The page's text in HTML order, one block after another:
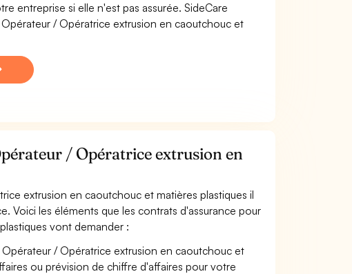
entreprise si elle n'est pas assurée. SideCare
/ Opératrice extrusion en caoutchouc et
/ Opératrice extrusion en
extrusion en caoutchouc et matières plastiques il
Voici les éléments que les contrats d'assurance pour
vont demander :
Opérateur / Opératrice extrusion en caoutchouc et
ou prévision de chiffre d'affaires pour votre